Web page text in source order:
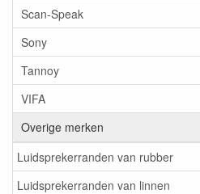
Scan-Speak
Sony
Tannoy
VIFA
Overige merken
Luidsprekerranden van rubber
Luidsprekerranden van linnen